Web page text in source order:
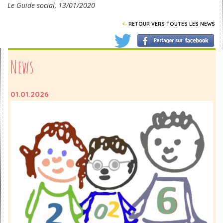
Le Guide social, 13/01/2020
<- RETOUR VERS TOUTES LES NEWS
News
01.01.2026